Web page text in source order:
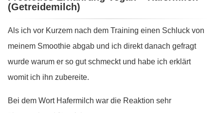
(Getreidemilch)
Als ich vor Kurzem nach dem Training einen Schluck von
meinem Smoothie abgab und ich direkt danach gefragt
wurde warum er so gut schmeckt und habe ich erklärt
womit ich ihn zubereite.
Bei dem Wort Hafermilch war die Reaktion sehr